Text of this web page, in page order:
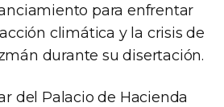
para enfrentar
climática y la crisis de
durante su disertación.
del Palacio de Hacienda